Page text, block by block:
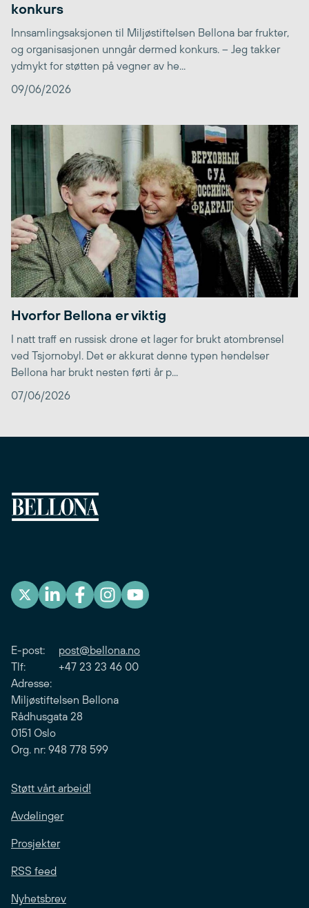
konkurs
Innsamlingsaksjonen til Miljøstiftelsen Bellona bar frukter,
og organisasjonen unngår dermed konkurs. – Jeg takker
ydmykt for støtten på vegner av he...
09/06/2026
Hvorfor Bellona er viktig
I natt traff en russisk drone et lager for brukt atombrensel
ved Tsjornobyl. Det er akkurat denne typen hendelser
Bellona har brukt nesten førti år p...
07/06/2026
E-post: post@bellona.no
Tlf: +47 23 23 46 00
Adresse:
Miljøstiftelsen Bellona
Rådhusgata 28
0151 Oslo
Org. nr: 948 778 599
Støtt vårt arbeid!
Avdelinger
Prosjekter
RSS feed
Nyhetsbrev